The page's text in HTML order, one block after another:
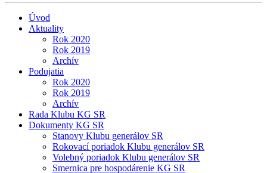
Úvod
Aktuality
Rok 2020
Rok 2019
Archív
Podujatia
Rok 2020
Rok 2019
Archív
Rada Klubu KG SR
Dokumenty KG SR
Stanovy Klubu generálov SR
Rokovací poriadok Klubu generálov SR
Volebný poriadok Klubu generálov SR
Smernica pre hospodárenie KG SR